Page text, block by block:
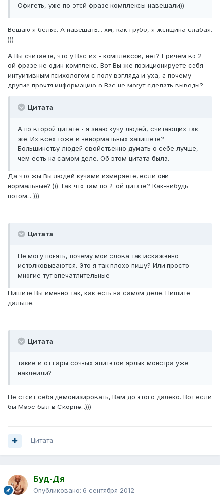
Офигеть, уже по этой фразе комплексы навешали))
Вешаю я бельё. А навешать... хм, как грубо, я женщина слабая.
)))
А Вы считаете, что у Вас их - комплексов, нет? Причём во 2-
ой фразе не один комплекс. Вот Вы же позиционируете себя
интуитивным психологом с полу взгляда и уха, а почему
другие прочтя информацию о Вас не могут сделать выводы?
Цитата
А по второй цитате - я знаю кучу людей, считающих так
же. Их всех тоже в ненормальных запишете?
Большинству людей свойственно думать о себе лучше,
чем есть на самом деле. Об этом цитата была.
Да что жы Вы людей кучами измеряете, если они
нормальные? ))) Так что там по 2-ой цитате? Как-нибудь
потом... )))
Цитата
Не могу понять, почему мои слова так искажённо
истолковываются. Это я так плохо пишу? Или просто
многие тут впечатлительные
Пишите Вы именно так, как есть на самом деле. Пишите
дальше.
Цитата
такие и от пары сочных эпитетов ярлык монстра уже
наклеили?
Не стоит себя демонизировать, Вам до этого далеко. Вот если
бы Марс был в Скорпе...)))
Цитата
Буд-Дя
Опубликовано: 6 сентября 2012